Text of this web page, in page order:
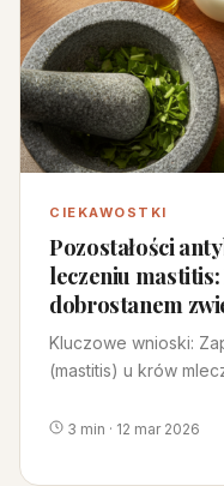
CIEKAWOSTKI
Pozostałości
leczeniu
dobrostanem
Health
Kluczowe wnioski:
(mastitis) u krów
3 min · 12 mar 2026